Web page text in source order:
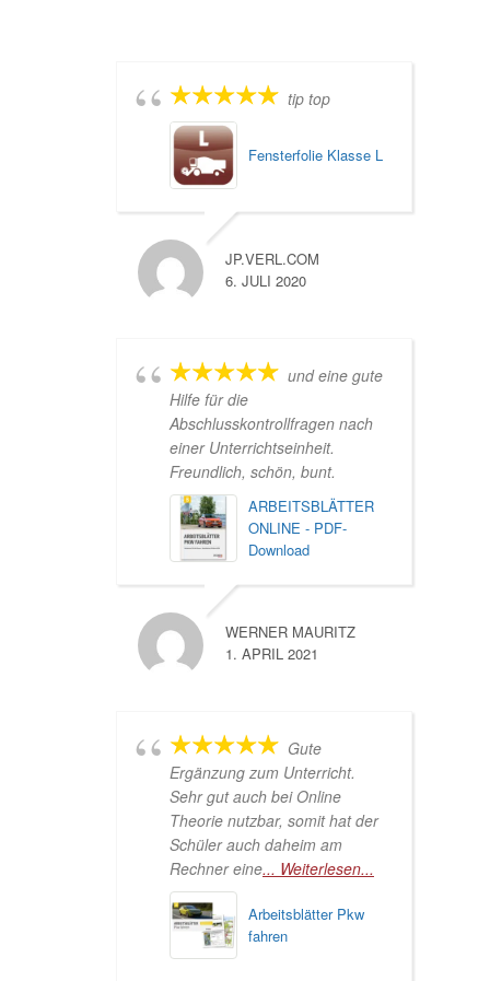
tip top
Fensterfolie Klasse L
JP.VERL.COM
6. JULI 2020
und eine gute
Hilfe für die
Abschlusskontrollfragen nach
einer Unterrichtseinheit.
Freundlich, schön, bunt.
ARBEITSBLÄTTER
ONLINE - PDF-
Download
WERNER MAURITZ
1. APRIL 2021
Gute
Ergänzung zum Unterricht.
Sehr gut auch bei Online
Theorie nutzbar, somit hat der
Schüler auch daheim am
Rechner eine... Weiterlesen...
Arbeitsblätter Pkw
fahren